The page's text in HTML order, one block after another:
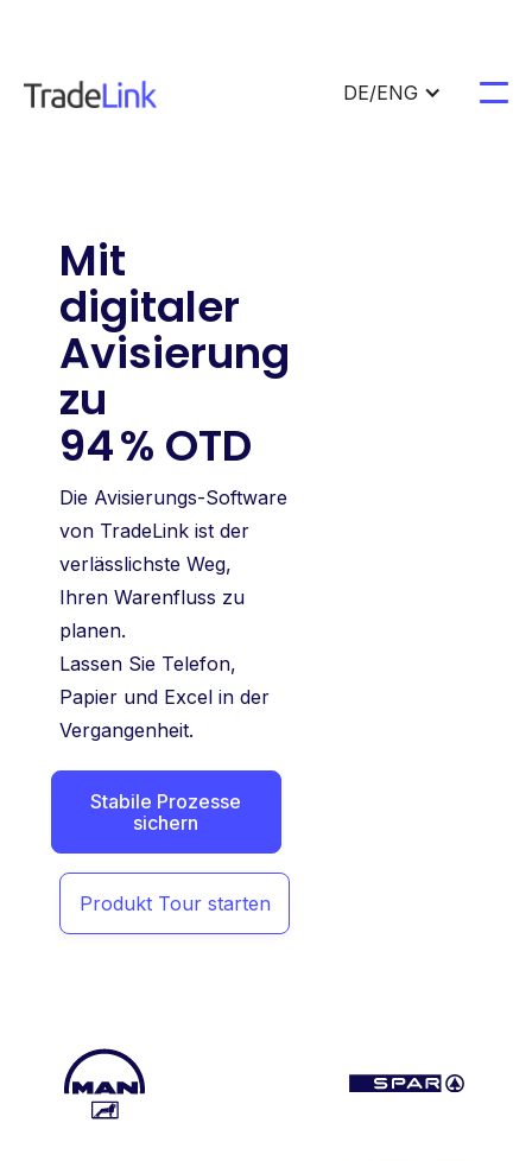
DE/ENG
Mit
digitaler
Avisierung
zu
94 % OTD
Die Avisierungs-Software
von TradeLink ist der
verlässlichste Weg,
Ihren Warenfluss zu
planen.
Lassen Sie Telefon,
Papier und Excel in der
Vergangenheit.
Stabile Prozesse
sichern
Produkt Tour starten